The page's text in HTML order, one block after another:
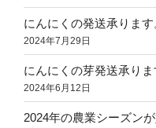
にんにくの発送承ります
2024年7月29日
にんにくの芽発送承りま
2024年6月12日
2024年の農業シーズンが